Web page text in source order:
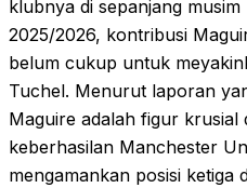
klubnya di sepanjang musim
2025/2026, kontribusi
belum cukup untuk
Tuchel. Menurut laporan
Maguire adalah figur krusial
keberhasilan Manchester
mengamankan posisi ketiga